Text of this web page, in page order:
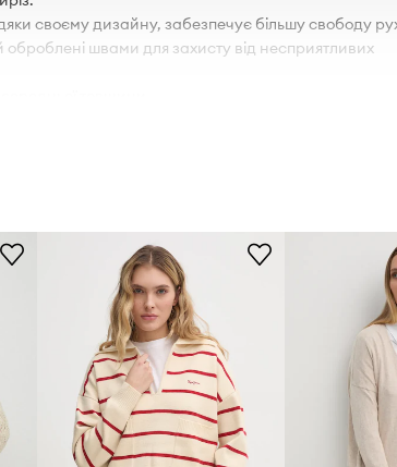
своєму дизайну, забезпечує більшу свободу
оброблені швами для захисту від несприятливих